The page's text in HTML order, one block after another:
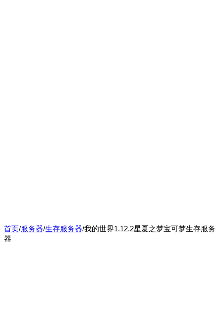
首页/服务器/生存服务器/我的世界1.12.2星夏之梦宝可梦生存服务
器